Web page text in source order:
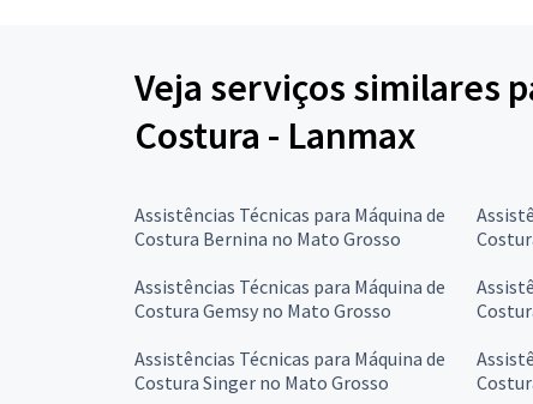
Veja serviços similares
Costura - Lanmax
Assistências Técnicas para Máquina de
Costura Bernina no Mato Grosso
Assistências Técnicas para Máquina de
Costura Gemsy no Mato Grosso
Assistências Técnicas para Máquina de
Costura Singer no Mato Grosso